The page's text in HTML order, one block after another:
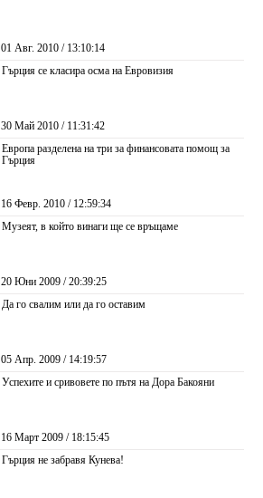
01 Авг. 2010 / 13:10:14
Гърция се класира осма на Евровизия
30 Май 2010 / 11:31:42
Европа разделена на три за финансовата помощ за
Гърция
16 Февр. 2010 / 12:59:34
Музеят, в който винаги ще се връщаме
20 Юни 2009 / 20:39:25
Да го свалим или да го оставим
05 Апр. 2009 / 14:19:57
Успехите и сривовете по пътя на Дора Бакояни
16 Март 2009 / 18:15:45
Гърция не забравя Кунева!